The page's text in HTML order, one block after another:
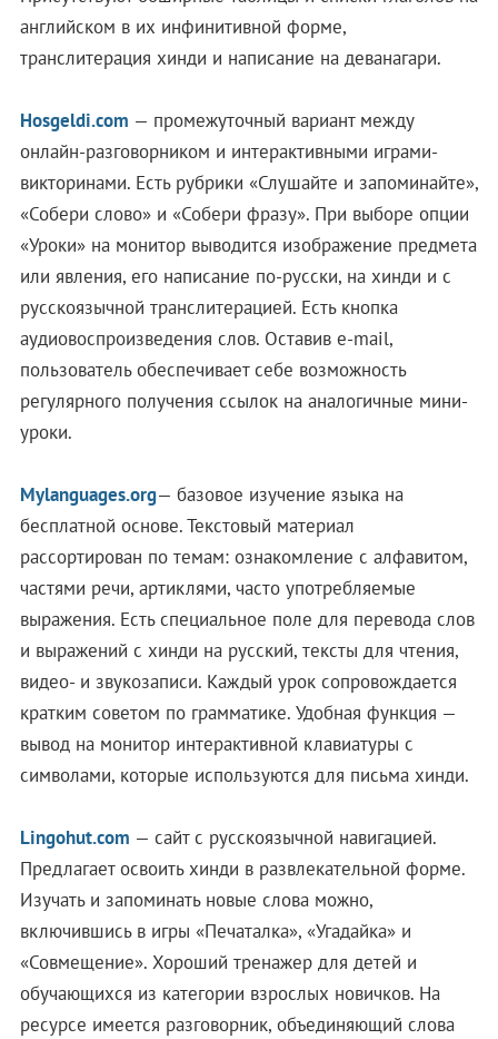
английском в их инфинитивной форме,
транслитерация хинди и написание на деванагари.
Hosgeldi.com — промежуточный вариант между
онлайн-разговорником и интерактивными играми-
викторинами. Есть рубрики «Слушайте и запоминайте»,
«Собери слово» и «Собери фразу». При выборе опции
«Уроки» на монитор выводится изображение предмета
или явления, его написание по-русски, на хинди и с
русскоязычной транслитерацией. Есть кнопка
аудиовоспроизведения слов. Оставив e-mail,
пользователь обеспечивает себе возможность
регулярного получения ссылок на аналогичные мини-
уроки.
Mylanguages.org— базовое изучение языка на
бесплатной основе. Текстовый материал
рассортирован по темам: ознакомление с алфавитом,
частями речи, артиклями, часто употребляемые
выражения. Есть специальное поле для перевода слов
и выражений с хинди на русский, тексты для чтения,
видео- и звукозаписи. Каждый урок сопровождается
кратким советом по грамматике. Удобная функция —
вывод на монитор интерактивной клавиатуры с
символами, которые используются для письма хинди.
Lingohut.com — сайт с русскоязычной навигацией.
Предлагает освоить хинди в развлекательной форме.
Изучать и запоминать новые слова можно,
включившись в игры «Печаталка», «Угадайка» и
«Совмещение». Хороший тренажер для детей и
обучающихся из категории взрослых новичков. На
ресурсе имеется разговорник, объединяющий слова